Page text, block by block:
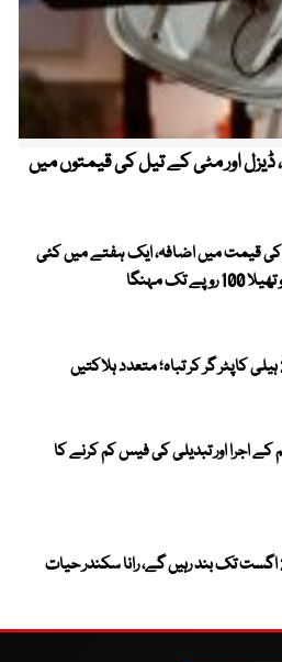
ڈیزل اور مٹی کے تیل کی قیمتوں میں
قیمت میں اضافہ، ایک ہفتے میں کئی
اجرا اور تبدیلی کی فیس کم کرنے کا